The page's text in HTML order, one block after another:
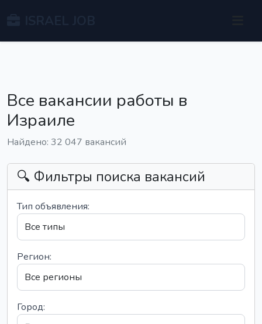
Все вакансии работы в
Израиле
Найдено: 32 047 вакансий
🔍 Фильтры поиска вакансий
Тип объявления:
Регион:
Город: